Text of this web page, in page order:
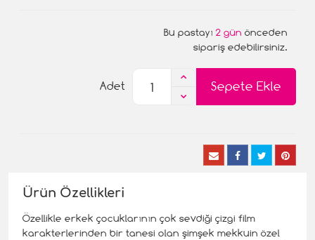
Bu pastayı 2 gün önceden
sipariş edebilirsiniz.
Sepete Ekle
Adet
Ürün Özellikleri
Özellikle erkek çocuklarının çok sevdiği çizgi film
karakterlerinden bir tanesi olan şimşek mekkuin özel